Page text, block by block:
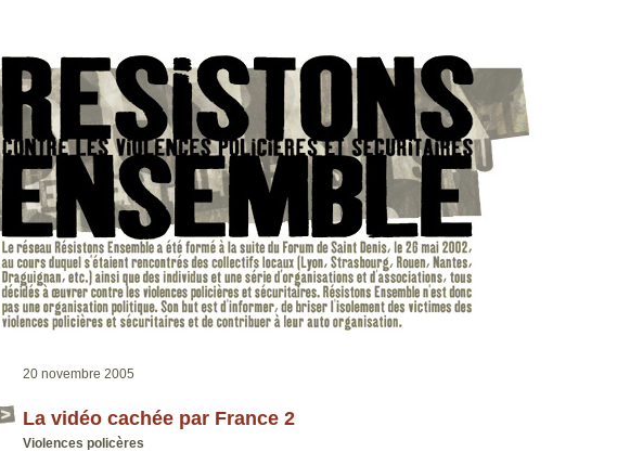
20 novembre 2005
La vidéo cachée par France 2
Violences policères